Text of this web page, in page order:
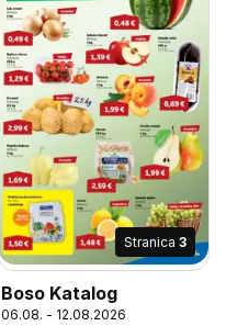
Stranica 3
Boso Katalog
06.08. - 12.08.2026